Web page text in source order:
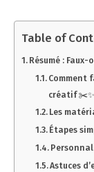
Table of
Résumé :
Comment
créatif ✂️✨
Les
Étapes
Astuces